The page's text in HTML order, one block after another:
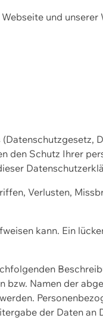
und unserer
den Schutz Ihrer
Verlusten,
kann. Ein
Namen der
der Daten an